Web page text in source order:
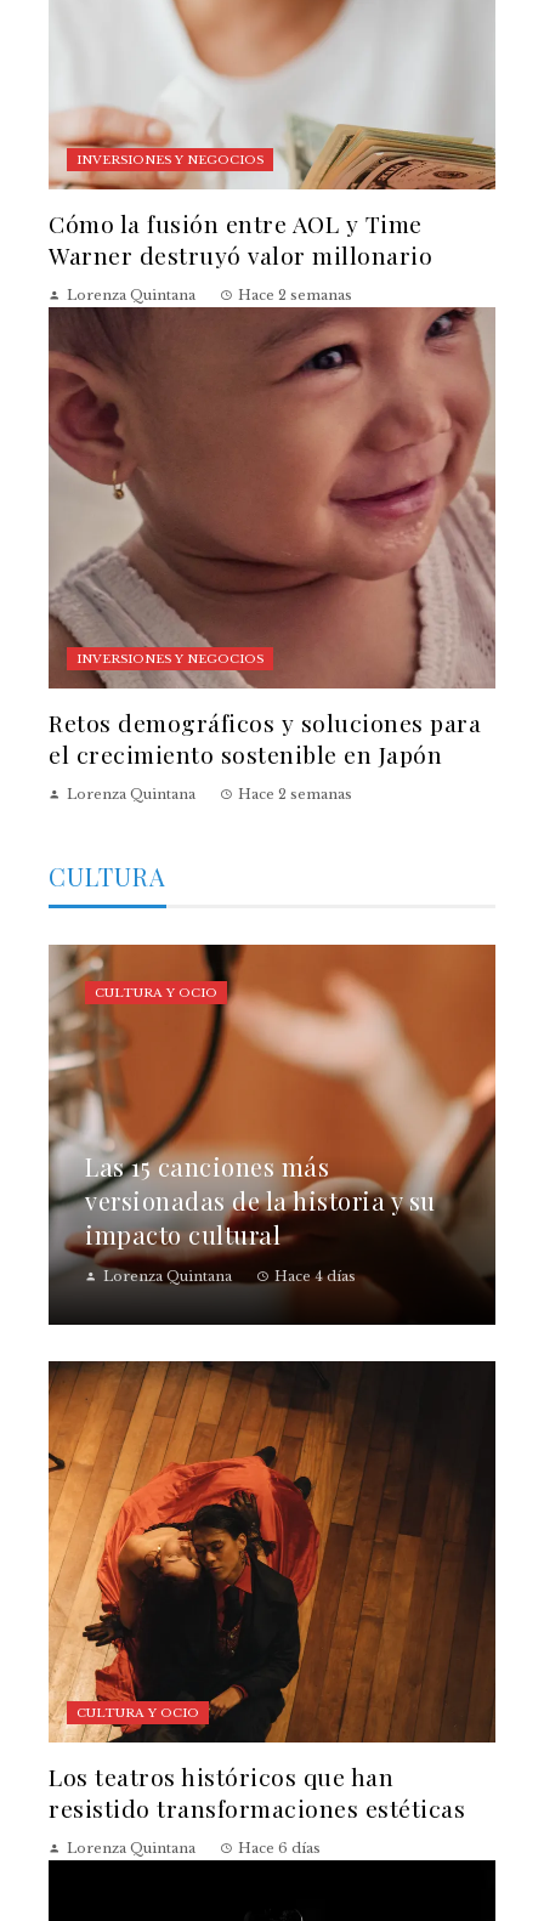
INVERSIONES Y NEGOCIOS
Cómo la fusión entre AOL y Time
Warner destruyó valor millonario
Lorenza Quintana Hace 2 semanas
INVERSIONES Y NEGOCIOS
Retos demográficos y soluciones para
el crecimiento sostenible en Japón
Lorenza Quintana Hace 2 semanas
CULTURA
Las 15 canciones más
versionadas de la historia y su
impacto cultural
Lorenza Quintana Hace 4 días
CULTURA Y OCIO
CULTURA Y OCIO
Los teatros históricos que han
resistido transformaciones estéticas
Lorenza Quintana Hace 6 días